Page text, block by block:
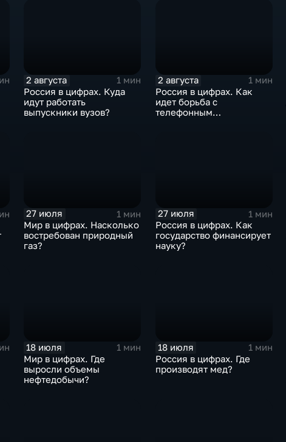
2 августа
1 мин
Россия в цифрах. Куда
идут работать
выпускники вузов?
2 августа
1 мин
Россия в цифрах. Как
идет борьба с
телефонным
27 июля
1 мин
Мир в цифрах. Насколько
востребован природный
газ?
27 июля
1 мин
Россия в цифрах. Как
государство финансирует
науку?
18 июля
1 мин
Мир в цифрах. Где
выросли объемы
нефтедобычи?
18 июля
1 мин
Россия в цифрах. Где
производят мед?